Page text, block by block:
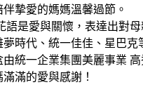
摯愛的媽媽溫馨過節。
語是愛與關懷，表達出對
時代、統一佳佳、星巴克
由統一企業集團美麗事業
滿的愛與感謝！